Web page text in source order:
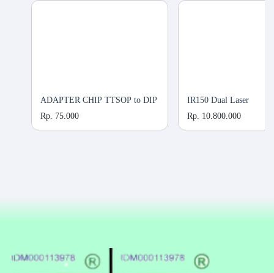
ADAPTER CHIP TTSOP to DIP
Rp. 75.000
IR150 Dual Laser
Rp. 10.800.000